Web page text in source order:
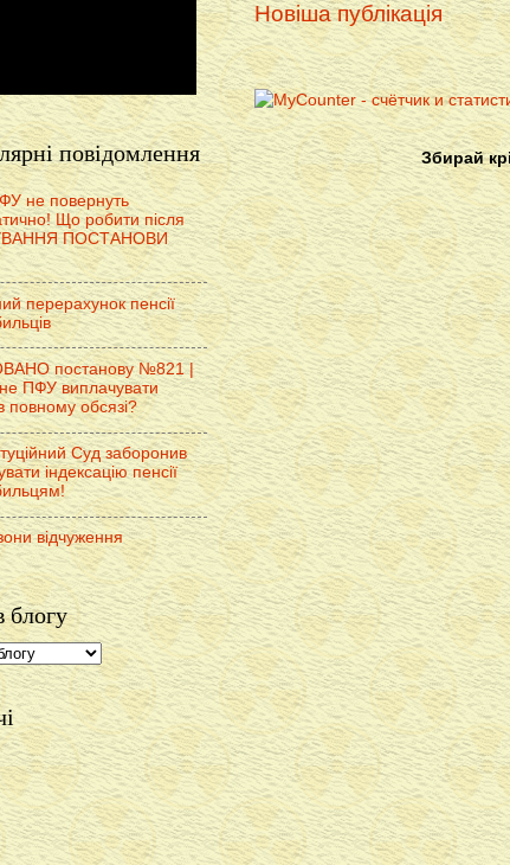
Новіша публікація
Збирай
повідомлення
не повернуть
Що робити після
ПОСТАНОВИ
перерахунок пенсії
постанову №821 |
ПФУ виплачувати
повному обсязі?
Суд заборонив
індексацію пенсії
відчуження
блогу